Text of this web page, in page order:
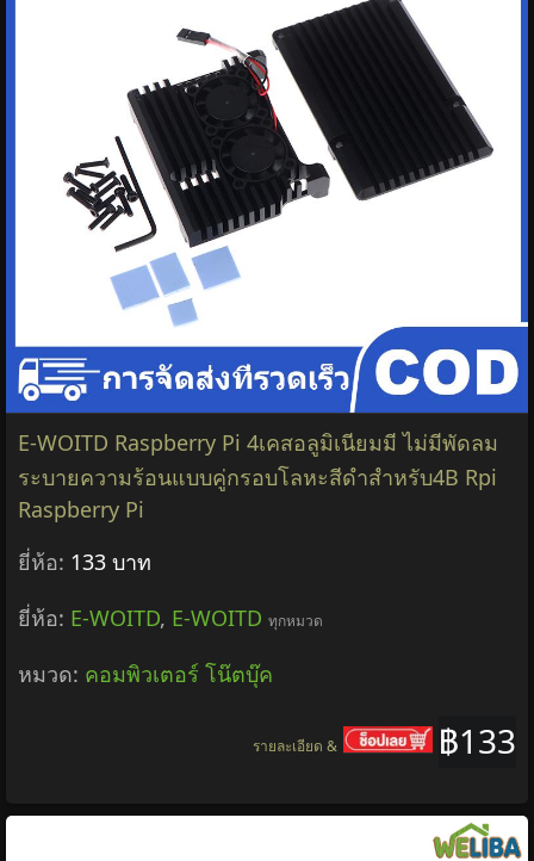
E-WOITD Raspberry Pi 4เคสอลูมิเนียมมี ไม่มีพัดลม
ระบายความร้อนแบบคู่กรอบโลหะสีดำสำหรับ4B Rpi
Raspberry Pi
ยี่ห้อ: 133 บาท
ยี่ห้อ: E-WOITD, E-WOITD ทุกหมวด
หมวด: คอมพิวเตอร์ โน๊ตบุ๊ค
฿133
รายละเอียด &